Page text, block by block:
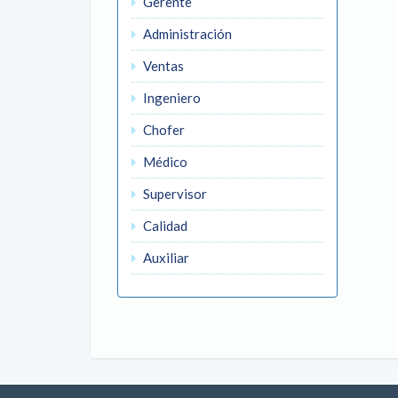
Administración
Ventas
Ingeniero
Chofer
Médico
Supervisor
Calidad
Auxiliar